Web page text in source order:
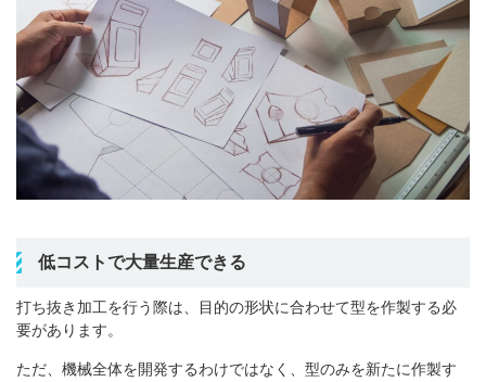
低コストで大量生産できる
打ち抜き加工を行う際は、目的の形状に合わせて型を作製する必
要があります。
ただ、機械全体を開発するわけではなく、型のみを新たに作製す